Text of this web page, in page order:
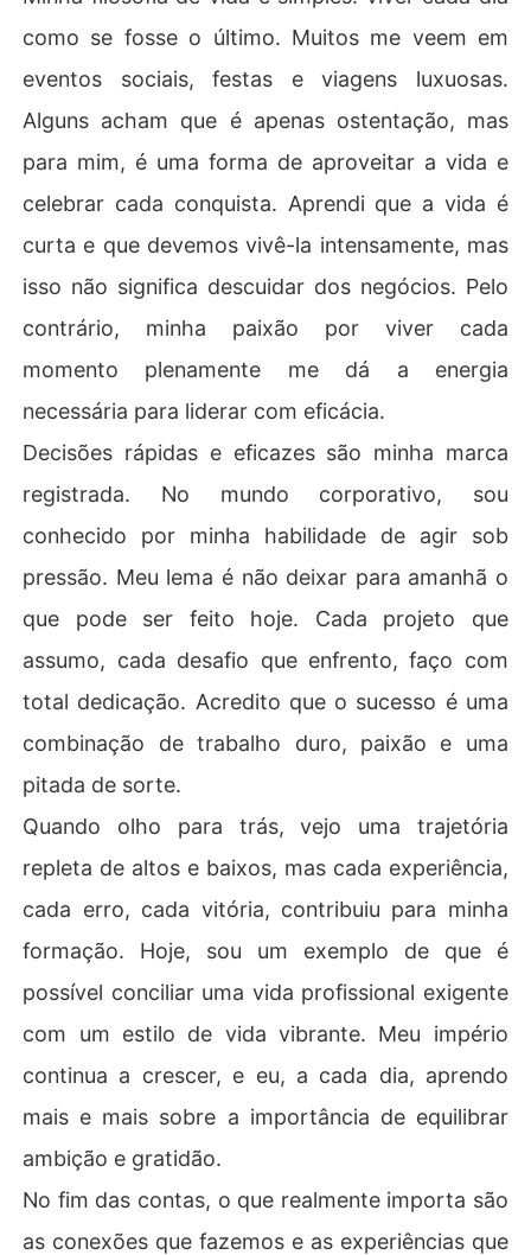
como se fosse o último. Muitos me veem em
eventos sociais, festas e viagens luxuosas.
Alguns acham que é apenas ostentação, mas
para mim, é uma forma de aproveitar a vida e
celebrar cada conquista. Aprendi que a vida é
curta e que devemos vivê-la intensamente, mas
isso não significa descuidar dos negócios. Pelo
contrário, minha paixão por viver cada
momento plenamente me dá a energia
necessária para liderar com eficácia.
Decisões rápidas e eficazes são minha marca
registrada. No mundo corporativo, sou
conhecido por minha habilidade de agir sob
pressão. Meu lema é não deixar para amanhã o
que pode ser feito hoje. Cada projeto que
assumo, cada desafio que enfrento, faço com
total dedicação. Acredito que o sucesso é uma
combinação de trabalho duro, paixão e uma
pitada de sorte.
Quando olho para trás, vejo uma trajetória
repleta de altos e baixos, mas cada experiência,
cada erro, cada vitória, contribuiu para minha
formação. Hoje, sou um exemplo de que é
possível conciliar uma vida profissional exigente
com um estilo de vida vibrante. Meu império
continua a crescer, e eu, a cada dia, aprendo
mais e mais sobre a importância de equilibrar
ambição e gratidão.
No fim das contas, o que realmente importa são
as conexões que fazemos e as experiências que